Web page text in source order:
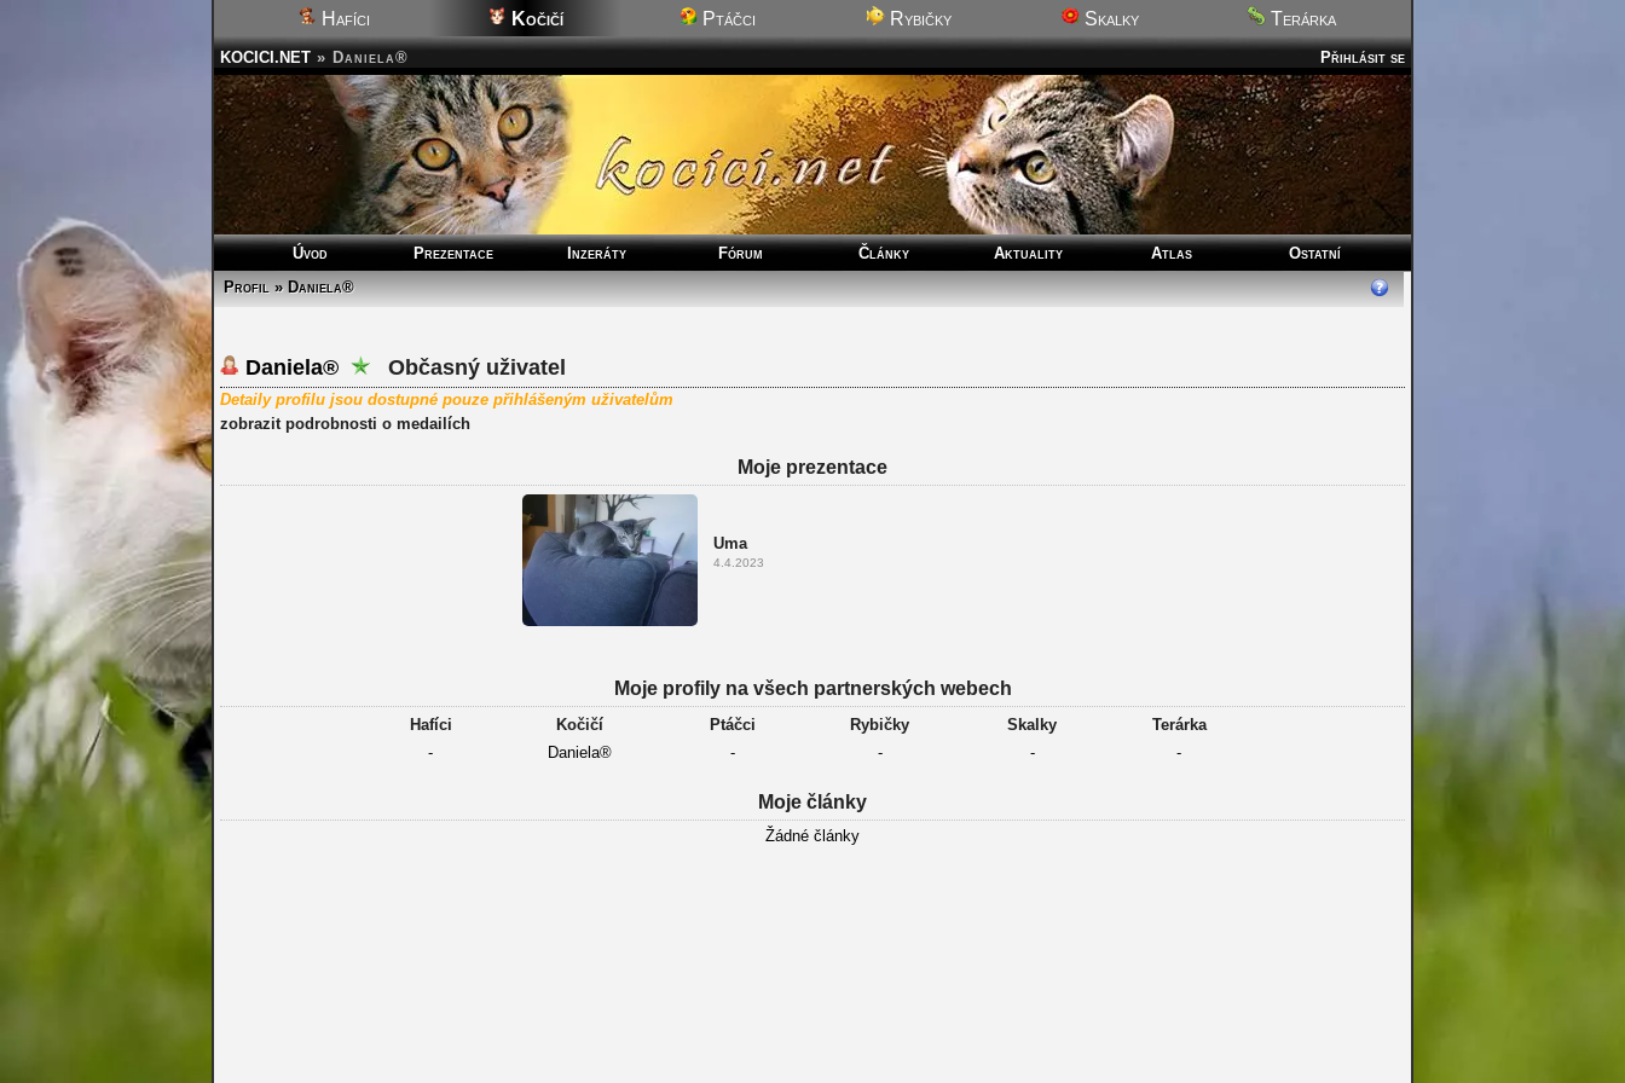
Hafíci Kočičí Ptáčci Rybičky Skalky Terárka
Přihlásit se
KOCICI.NET » Daniela®
Úvod Prezentace Inzeráty Fórum Články Aktuality Atlas
Ostatní
Profil » Daniela®
Daniela® Občasný uživatel
Detaily profilu jsou dostupné pouze přihlášeným uživatelům
zobrazit podrobnosti o medailích
Moje prezentace
Uma
4.4.2023
Moje profily na všech partnerských webech
Hafíci Kočičí Ptáčci Rybičky Skalky
Terárka
-
Daniela® - - - -
Moje články
Žádné články